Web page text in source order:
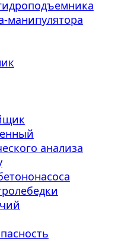
манипулятора
анализа